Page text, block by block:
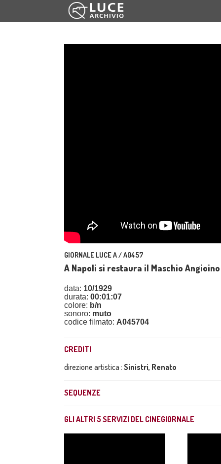
GIORNALE LUCE A / A0457
A Napoli si restaura il Maschio Angioino
data: 10/1929
durata: 00:01:07
colore: b/n
sonoro: muto
codice filmato: A045704
CREDITI
direzione artistica : Sinistri, Renato
SEQUENZE
GLI ALTRI 5 SERVIZI DEL CINEGIORNALE